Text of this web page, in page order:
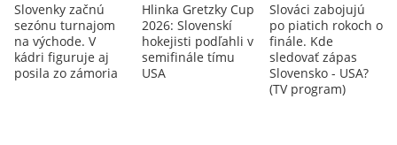
Slovenky začnú
sezónu turnajom
na východe. V
kádri figuruje aj
posila zo zámoria
Hlinka Gretzky Cup
2026: Slovenskí
hokejisti podľahli v
semifinále tímu
USA
Slováci zabojujú
po piatich rokoch o
finále. Kde
sledovať zápas
Slovensko - USA?
(TV program)